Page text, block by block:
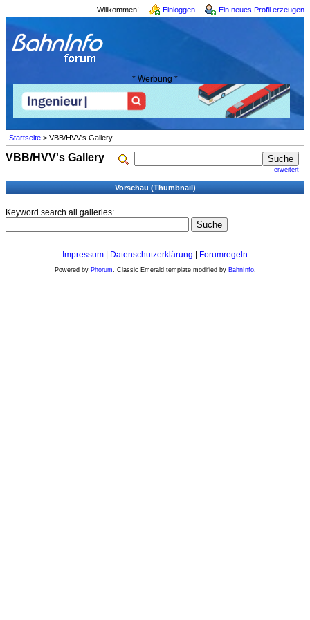
Willkommen! Einloggen Ein neues Profil erzeugen
* Werbung *
Startseite > VBB/HVV's Gallery
erweitert
VBB/HVV's Gallery
Vorschau (Thumbnail)
Keyword search all galleries:
Impressum Datenschutzerklärung Forumregeln
Powered by Phorum. Classic Emerald template modified by BahnInfo.